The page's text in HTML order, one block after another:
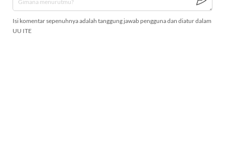
Isi komentar sepenuhnya adalah tanggung jawab pengguna dan diatur dalam
UU ITE